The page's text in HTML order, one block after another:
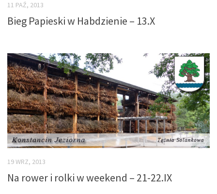
11 PAŹ, 2013
Bieg Papieski w Habdzienie – 13.X
19 WRZ, 2013
Na rower i rolki w weekend – 21-22.IX